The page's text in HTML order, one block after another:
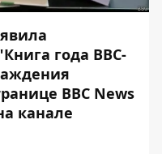
года BBC-
BBC News
канале